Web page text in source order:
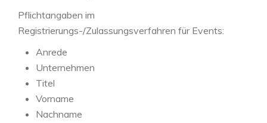
Pflichtangaben im
Registrierungs-/Zulassungsverfahren für Events:
Anrede
Unternehmen
Titel
Vorname
Nachname